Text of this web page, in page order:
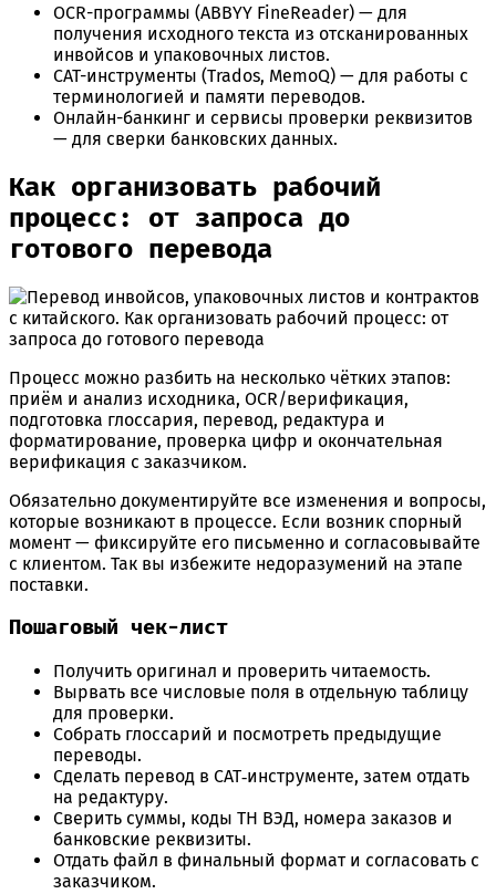
OCR-программы (ABBYY FineReader) — для
получения исходного текста из отсканированных
инвойсов и упаковочных листов.
CAT-инструменты (Trados, MemoQ) — для работы с
терминологией и памяти переводов.
Онлайн-банкинг и сервисы проверки реквизитов
— для сверки банковских данных.
Как организовать рабочий
процесс: от запроса до
готового перевода
Процесс можно разбить на несколько чётких этапов:
приём и анализ исходника, OCR/верификация,
подготовка глоссария, перевод, редактура и
форматирование, проверка цифр и окончательная
верификация с заказчиком.
Обязательно документируйте все изменения и вопросы,
которые возникают в процессе. Если возник спорный
момент — фиксируйте его письменно и согласовывайте
с клиентом. Так вы избежите недоразумений на этапе
поставки.
Пошаговый чек-лист
Получить оригинал и проверить читаемость.
Вырвать все числовые поля в отдельную таблицу
для проверки.
Собрать глоссарий и посмотреть предыдущие
переводы.
Сделать перевод в CAT‑инструменте, затем отдать
на редактуру.
Сверить суммы, коды ТН ВЭД, номера заказов и
банковские реквизиты.
Отдать файл в финальный формат и согласовать с
заказчиком.